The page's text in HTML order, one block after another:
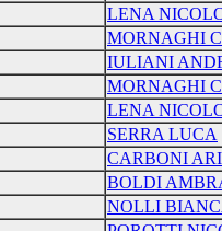
LENA
MORNAGHI
IULIANI
MORNAGHI
LENA
SERRA LUCA
CARBONI
BOLDI
NOLLI